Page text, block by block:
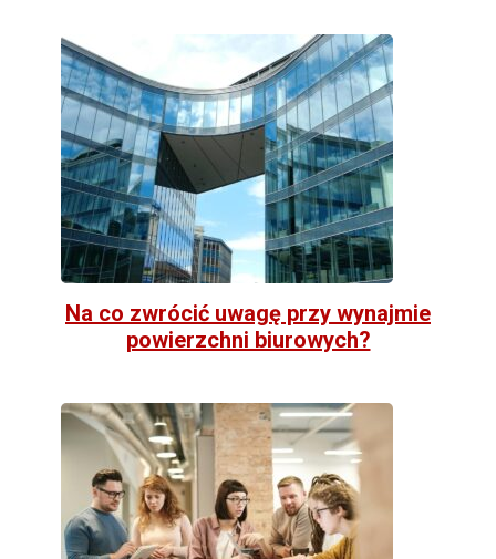
Na co zwrócić uwagę przy wynajmie
powierzchni biurowych?